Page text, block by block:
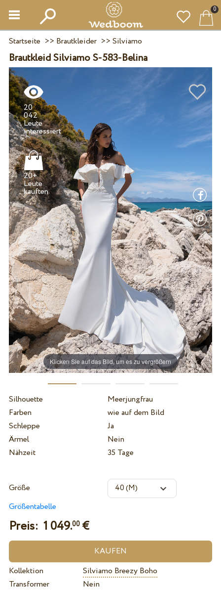
0
Startseite >> Brautkleider>> Silviamo
Brautkleid Silviamo S-583-Belina
Klicken Sie auf das Bild, um es zu vergrößern
20
042
Leute
interessiert
20+
Leute
kauften
Silhouette
Meerjungfrau
Farben
wie auf dem Bild
Schleppe
Ja
Ärmel
Nein
Nähzeit
35 Tage
Größe
Größentabelle
Preis: 1 049.00€
Kollektion
Silviamo Breezy Boho
Transformer
Nein